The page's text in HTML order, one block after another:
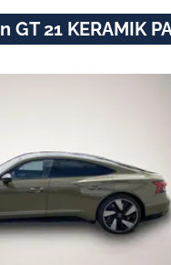
GT 21 KERAMIK